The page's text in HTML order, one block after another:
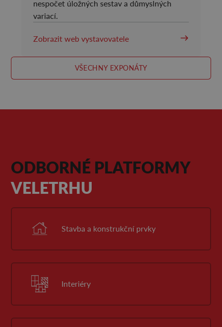
nespočet úložných sestav a důmyslných
variací.
Zobrazit web vystavovatele
VŠECHNY EXPONÁTY
ODBORNÉ PLATFORMY
VELETRHU
Stavba a konstrukční prvky
Interiéry